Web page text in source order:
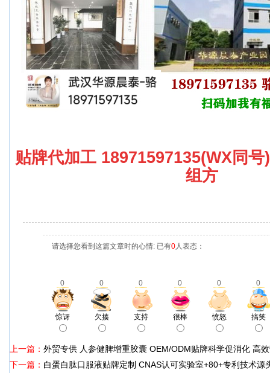
贴牌代加工 18971597135(WX同
组方
请选择您看到这篇文章时的心情: 已有0人表态：
0 0 0 0 0 0
惊讶 欠揍 支持 很棒 愤怒 搞笑
上一篇： 外贸专供 人参健脾增重胶囊 OEM/ODM贴牌科学促消化 高
下一篇： 白蛋白肽口服液贴牌定制 CNAS认可实验室+80+专利技术源